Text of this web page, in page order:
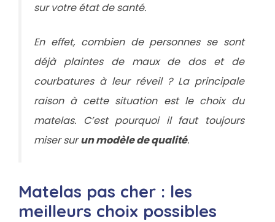
sur votre état de santé.
En effet, combien de personnes se sont
déjà plaintes de maux de dos et de
courbatures à leur réveil ? La principale
raison à cette situation est le choix du
matelas. C’est pourquoi il faut toujours
miser surun modèle de qualité.
Matelas pas cher : les
meilleurs choix possibles